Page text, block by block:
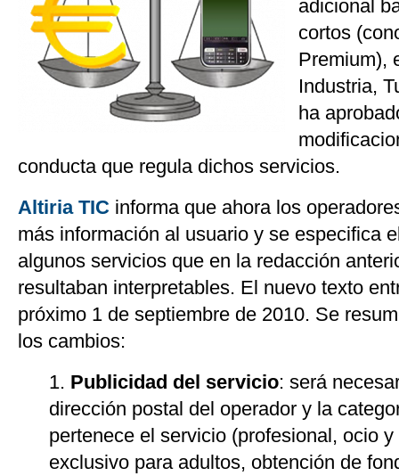
adicional
cortos
Premium),
Industria,
ha
conducta que regula dichos servicios.
Altiria TIC informa que ahora los
más información al usuario y se especifica
algunos servicios que en la redacción
resultaban interpretables. El nuevo texto
próximo 1 de septiembre de 2010. Se
los cambios:
Publicidad del servicio: será
dirección postal del operador y la
pertenece el servicio (profesional, ocio
exclusivo para adultos, obtención de